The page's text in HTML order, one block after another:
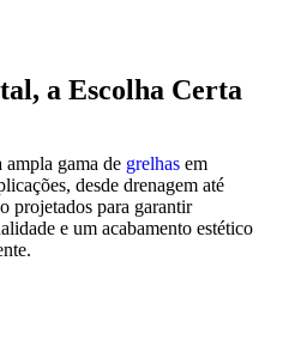
a Escolha Certa
ampla gama de grelhas em
desde drenagem até
projetados para garantir
e um acabamento estético